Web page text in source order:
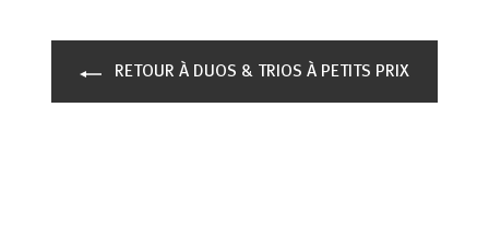
RETOUR À DUOS & TRIOS À PETITS PRIX